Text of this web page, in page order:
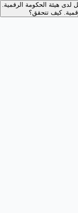
هيئة الحكومة الرقمية.
كيف تتحقق؟